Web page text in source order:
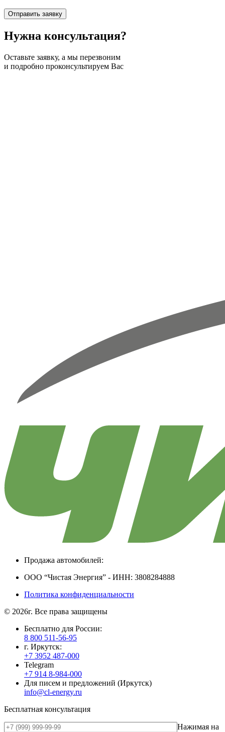
Нужна консультация?
Оставьте заявку, а мы перезвоним
и подробно проконсультируем Вас
Продажа автомобилей:
ООО “Чистая Энергия” - ИНН: 3808284888
Политика конфиденциальности
© 2026г. Все права защищены
Бесплатно для России:
8 800 511-56-95
г. Иркутск:
+7 3952 487-000
Telegram
+7 914 8-984-000
Для писем и предложений (Иркутск)
info@cl-energy.ru
Бесплатная консультация
Нажимая на